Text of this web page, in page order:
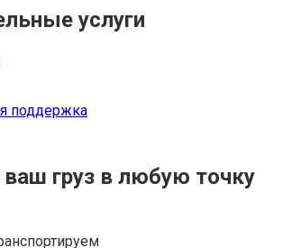
услуги
поддержка
груз в любую точку